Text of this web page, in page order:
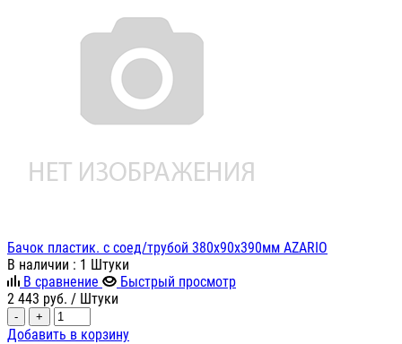
Бачок пластик. с соед/трубой 380х90х390мм AZARIO
В наличии : 1 Штуки
В сравнение
Быстрый просмотр
2 443 руб. / Штуки
- +
Добавить в корзину